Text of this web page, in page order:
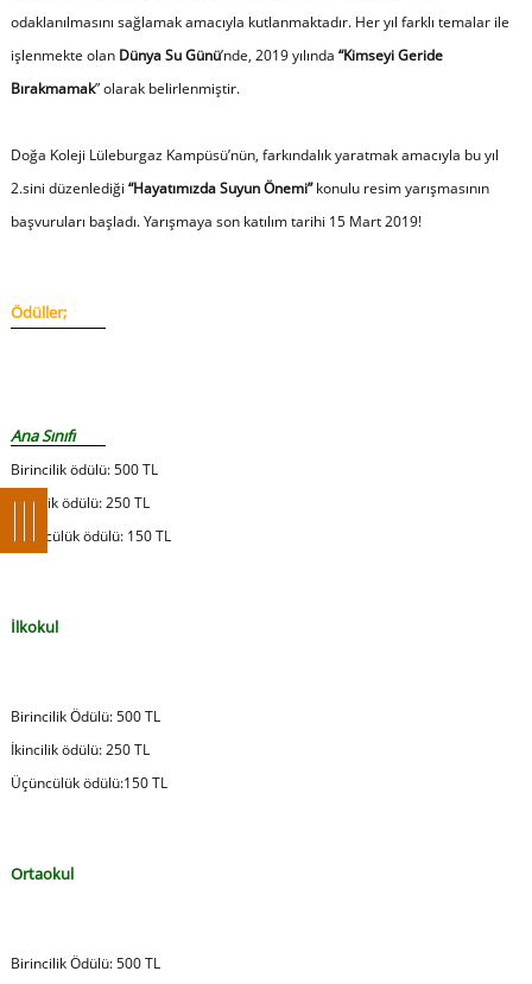
odaklanılmasını sağlamak amacıyla kutlanmaktadır. Her yıl farklı temalar ile
işlenmekte olan Dünya Su Günü’nde, 2019 yılında “Kimseyi Geride
Bırakmamak” olarak belirlenmiştir.
Doğa Koleji Lüleburgaz Kampüsü’nün, farkındalık yaratmak amacıyla bu yıl
2.sini düzenlediği “Hayatımızda Suyun Önemi”konulu resim yarışmasının
başvuruları başladı. Yarışmaya son katılım tarihi 15 Mart 2019!
Ödüller;
Ana Sınıfı
Birincilik ödülü: 500 TL
İkincilik ödülü: 250 TL
Üçüncülük ödülü: 150 TL
İlkokul
Birincilik Ödülü: 500 TL
İkincilik ödülü: 250 TL
Üçüncülük ödülü:150 TL
Ortaokul
Birincilik Ödülü: 500 TL